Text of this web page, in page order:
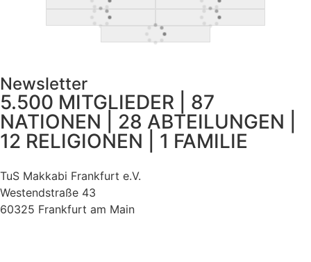
Newsletter
5.500 MITGLIEDER | 87
NATIONEN | 28 ABTEILUNGEN |
12 RELIGIONEN | 1 FAMILIE
TuS Makkabi Frankfurt e.V.
Westendstraße 43
60325 Frankfurt am Main